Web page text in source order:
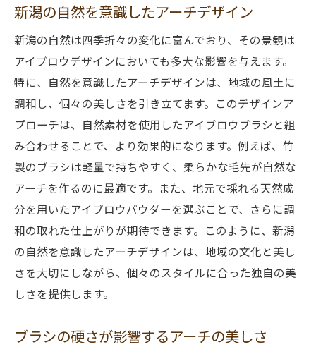
新潟の自然を意識したアーチデザイン
新潟の自然は四季折々の変化に富んでおり、その景観は
アイブロウデザインにおいても多大な影響を与えます。
特に、自然を意識したアーチデザインは、地域の風土に
調和し、個々の美しさを引き立てます。このデザインア
プローチは、自然素材を使用したアイブロウブラシと組
み合わせることで、より効果的になります。例えば、竹
製のブラシは軽量で持ちやすく、柔らかな毛先が自然な
アーチを作るのに最適です。また、地元で採れる天然成
分を用いたアイブロウパウダーを選ぶことで、さらに調
和の取れた仕上がりが期待できます。このように、新潟
の自然を意識したアーチデザインは、地域の文化と美し
さを大切にしながら、個々のスタイルに合った独自の美
しさを提供します。
ブラシの硬さが影響するアーチの美しさ